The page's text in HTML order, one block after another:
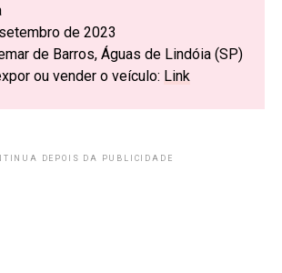
de 2023
de Barros, Águas de Lindóia (SP)
ou vender o veículo: Link
DEPOIS DA PUBLICIDADE